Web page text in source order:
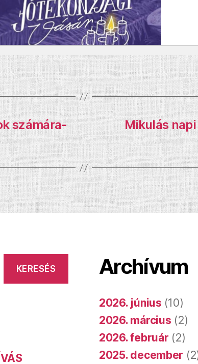
számára-
Mikulás
Archívum
2026. június (10)
2026. március (2)
2026. február (2)
2025. december